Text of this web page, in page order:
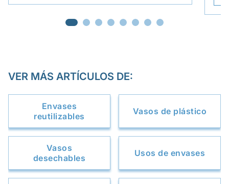
VER MÁS ARTÍCULOS DE:
Envases
reutilizables
Vasos de plástico
Vasos
desechables
Usos de envases